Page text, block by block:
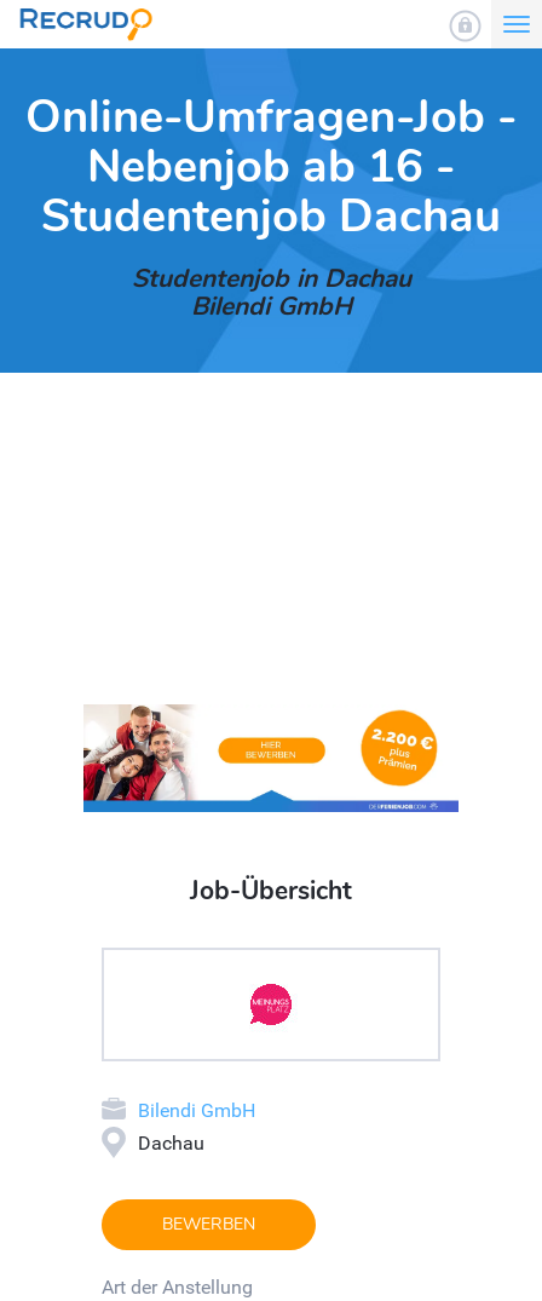
Online-Umfragen-Job -
Nebenjob ab 16 -
Studentenjob Dachau
Studentenjob in Dachau
Bilendi GmbH
Job-Übersicht
Bilendi GmbH
Dachau
BEWERBEN
Art der Anstellung